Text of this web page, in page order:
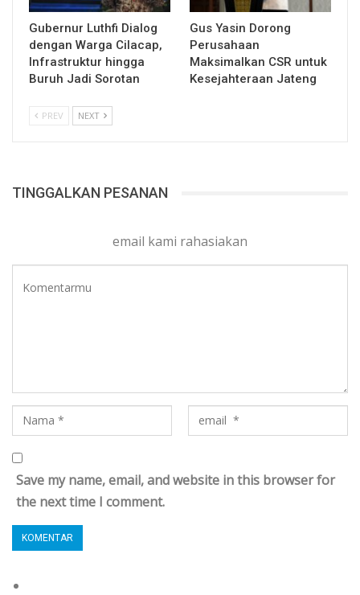
Gubernur Luthfi Dialog
dengan Warga Cilacap,
Infrastruktur hingga
Buruh Jadi Sorotan
Gus Yasin Dorong
Perusahaan
Maksimalkan CSR untuk
Kesejahteraan Jateng
PREV NEXT
TINGGALKAN PESANAN
email kami rahasiakan
Save my name, email, and website in this browser for
the next time I comment.